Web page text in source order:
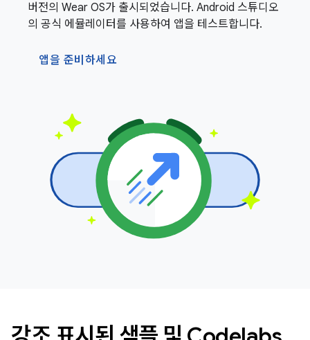
버전의 Wear OS가 출시되었습니다. Android 스튜디오
의 공식 에뮬레이터를 사용하여 앱을 테스트합니다.
앱을 준비하세요